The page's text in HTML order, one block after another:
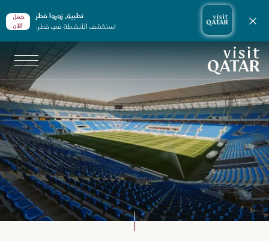
تطبيق زوروا قطر
استكشف الأنشطة في قطر.
حمّل
الأن
إغلاق الإشعارات
الصفحة الرئيسية لموقع VisitQatar